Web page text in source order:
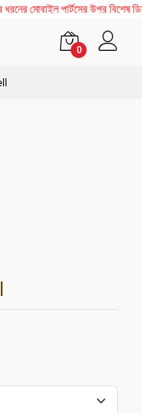
মোবাইল পার্টসের উপর বিশেষ
0